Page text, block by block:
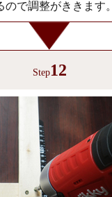
ので調整がききます。
Step12